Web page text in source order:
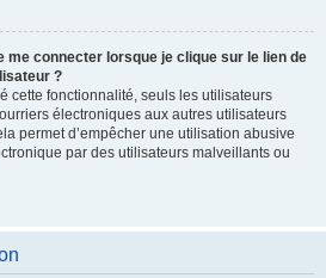
me connecter lorsque je clique sur le lien de
?
cette fonctionnalité, seuls les utilisateurs
électroniques aux autres utilisateurs
permet d’empêcher une utilisation abusive
par des utilisateurs malveillants ou